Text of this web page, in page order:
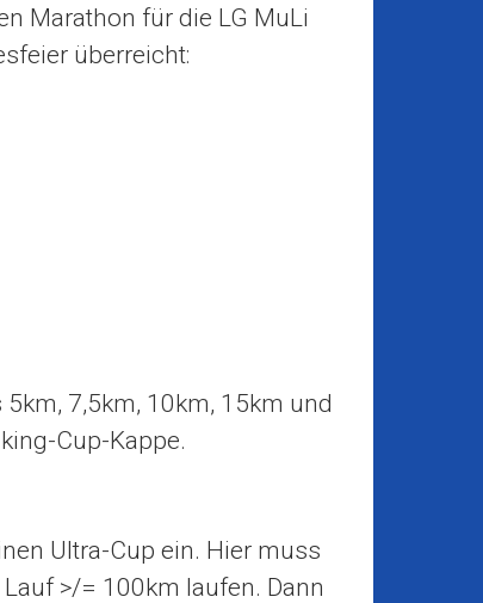
Marathon für die LG MuLi
überreicht:
7,5km, 10km, 15km und
Cup-Kappe.
Ultra-Cup ein. Hier muss
>/= 100km laufen. Dann